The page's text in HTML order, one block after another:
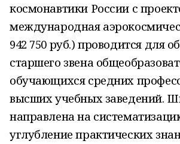
космонавтики России с
международная
942 750 руб.) проводится для
старшего звена
обучающихся средних
высших учебных заведений.
направлена на
углубление практических